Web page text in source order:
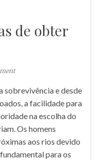
de obter
sobrevivência e desde
a facilidade para
na escolha do
Os homens
aos rios devido
para os